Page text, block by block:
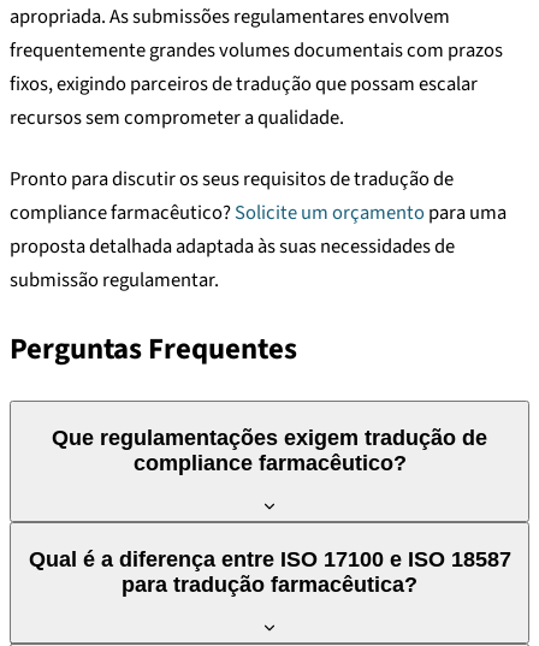
apropriada. As submissões regulamentares envolvem
frequentemente grandes volumes documentais com prazos
fixos, exigindo parceiros de tradução que possam escalar
recursos sem comprometer a qualidade.
Pronto para discutir os seus requisitos de tradução de
compliance farmacêutico?Solicite um orçamentopara uma
proposta detalhada adaptada às suas necessidades de
submissão regulamentar.
Perguntas Frequentes
Que regulamentações exigem tradução de
compliance farmacêutico?
compliance farmacêutico incluem a EMA (UE), a FDA (EUA), a
ANVISA (Brasil) e as autoridades nacionais de saúde em todos
os mercados. Cada uma tem requisitos específicos de língua e
Qual é a diferença entre ISO 17100 e ISO 18587
para tradução farmacêutica?